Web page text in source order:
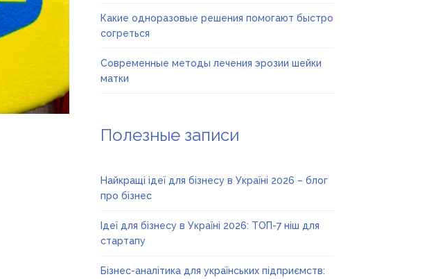
Какие одноразовые решения помогают быстро
согреться
Современные методы лечения эрозии шейки
матки
Полезные записи
Найкращі ідеї для бізнесу в Україні 2026 – блог
про бізнес
Ідеї для бізнесу в Україні 2026: ТОП-7 ніш для
стартапу
Бізнес-аналітика для українських підприємств: